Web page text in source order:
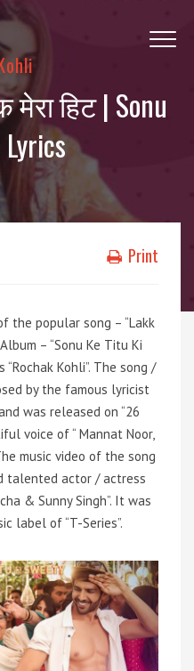
हिट | Sonu
Print
the popular song – “Lakk
– “Sonu Ke Titu Ki
Kohli”. The song /
by the famous lyricist
was released on “26
voice of “ Mannat Noor,
music video of the song
talented actor / actress
& Sunny Singh”. It was
label of “T-Series”.